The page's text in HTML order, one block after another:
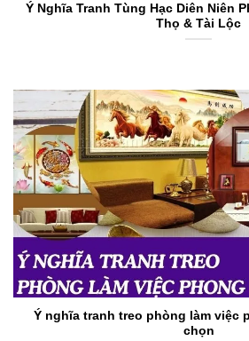
Ý Nghĩa Tranh Tùng Hạc Diên Niên
Thọ & Tài Lộc
Ý nghĩa tranh treo phòng làm việc
chọn